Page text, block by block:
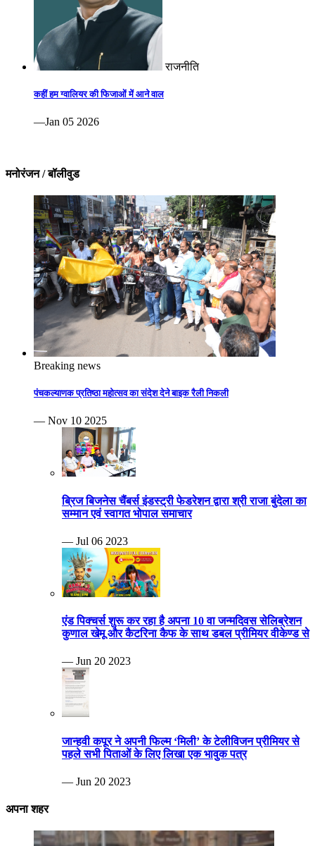
राजनीति
कहीं हम ग्वालियर की फिजाओं में आने वाल
—Jan 05 2026
मनोरंजन / बॉलीवुड
Breaking news
पंचकल्याणक प्रतिष्ठा महोत्सव का संदेश देने बाइक रैली निकली
— Nov 10 2025
ब्रिज बिजनेस चैंबर्स इंडस्ट्री फेडरेशन द्वारा श्री राजा बुंदेला का
सम्मान एवं स्वागत भोपाल समाचार
— Jul 06 2023
एंड पिक्चर्स शुरू कर रहा है अपना 10 वा जन्मदिवस सेलिब्रेशन
कुणाल खेमू और कैटरिना कैफ के साथ डबल प्रीमियर वीकेण्ड से
— Jun 20 2023
जान्हवी कपूर ने अपनी फिल्म ‘मिली’ के टेलीविजन प्रीमियर से
पहले सभी पिताओं के लिए लिखा एक भावुक पत्र
— Jun 20 2023
अपना शहर